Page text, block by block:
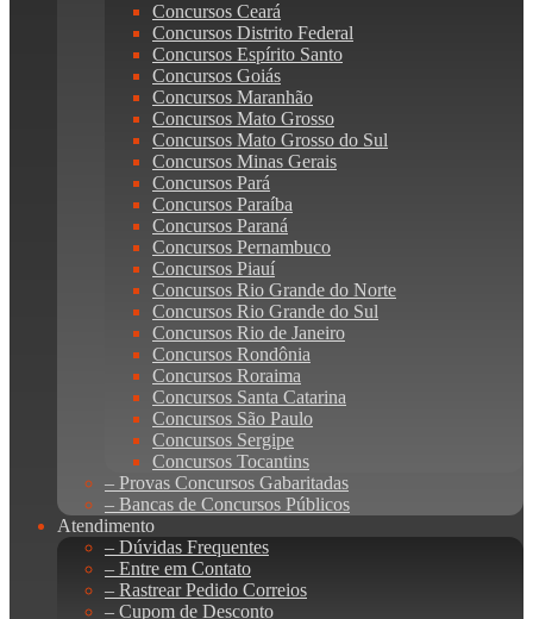
Concursos Ceará
Concursos Distrito Federal
Concursos Espírito Santo
Concursos Goiás
Concursos Maranhão
Concursos Mato Grosso
Concursos Mato Grosso do Sul
Concursos Minas Gerais
Concursos Pará
Concursos Paraíba
Concursos Paraná
Concursos Pernambuco
Concursos Piauí
Concursos Rio Grande do Norte
Concursos Rio Grande do Sul
Concursos Rio de Janeiro
Concursos Rondônia
Concursos Roraima
Concursos Santa Catarina
Concursos São Paulo
Concursos Sergipe
Concursos Tocantins
– Provas Concursos Gabaritadas
– Bancas de Concursos Públicos
Atendimento
– Dúvidas Frequentes
– Entre em Contato
– Rastrear Pedido Correios
– Cupom de Desconto